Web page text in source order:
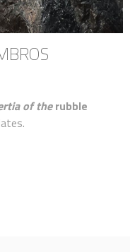
of therubble